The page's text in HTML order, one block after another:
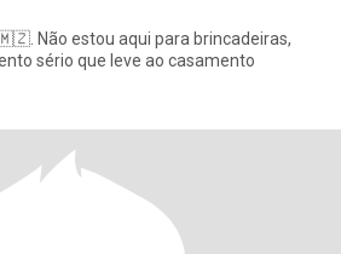
Não estou aqui para brincadeiras,
sério que leve ao casamento